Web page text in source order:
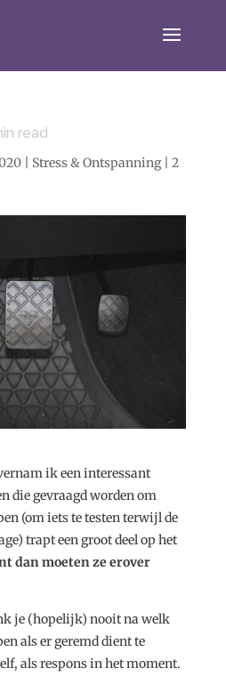
read
| Stress & Ontspanning| 2
ik een interessant
die gevraagd worden om
(om iets te testen terwijl de
trapt een groot deel op het
dan moeten ze erover
je (hopelijk) nooit na welk
als er geremd dient te
als respons in het moment.